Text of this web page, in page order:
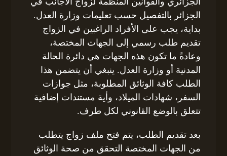
الجزائر بالتفصيل حسب تعليمات وزارة العدل.
بداية، يجب على الأفراد الراغبين في الزواج
تقديم طلب رسمي إلى الجهات المختصة،
وعادةً ما تكون هذه الجهات هي دائرة الحالة
المدنية أو وزارة العدل. ينبغي أن يتضمن هذا
الطلب كافة الوثائق المطلوبة، مثل جوازات
السفر، شهادات الميلاد، وأية مستندات إضافية
تتعلق بالوضع القانوني لكل طرف.
بعد تقديم الطلب، يتم فتح ملف زواج يتطلب
من الجهات المختصة التحقق من صحة الوثائق